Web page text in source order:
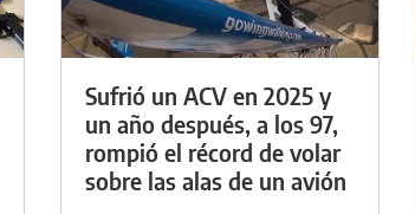
Sufrió un ACV en 2025 y
un año después, a los 97,
rompió el récord de volar
sobre las alas de un avión